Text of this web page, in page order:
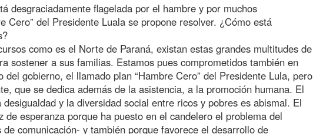
desgraciadamente flagelada por el hambre y por muchos
Cero” del Presidente Luala se propone resolver. ¿Cómo está
como es el Norte de Paraná, existan estas grandes multitudes de
sostener a sus familias. Estamos pues comprometidos también en
gobierno, el llamado plan “Hambre Cero” del Presidente Lula, pero
que se dedica además de la asistencia, a la promoción humana. El
y la diversidad social entre ricos y pobres es abismal. El
de esperanza porque ha puesto en el candelero el problema del
comunicación- y también porque favorece el desarrollo de